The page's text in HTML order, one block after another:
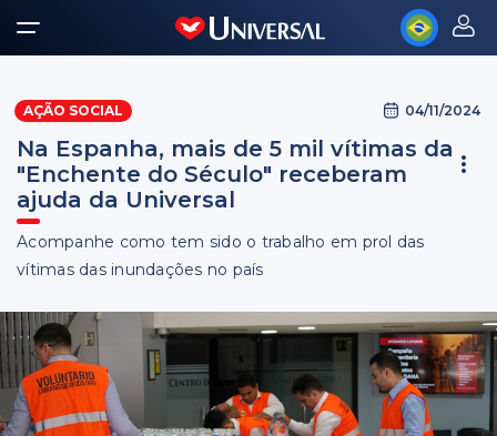
AÇÃO SOCIAL 04/11/2024
Na Espanha, mais de 5 mil vítimas da
"Enchente do Século" receberam
ajuda da Universal
Acompanhe como tem sido o trabalho em prol das
vítimas das inundações no país